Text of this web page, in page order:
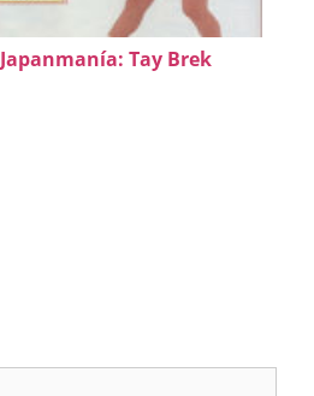
Japanmanía: Tay Brek